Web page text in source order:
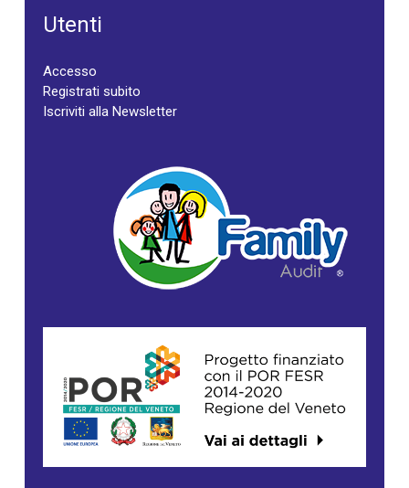
Utenti
Accesso
Registrati subito
Iscriviti alla Newsletter